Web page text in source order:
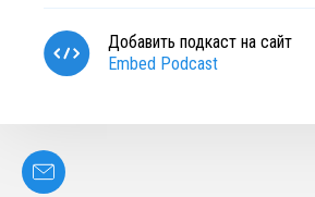
Добавить подкаст на сайт
Embed Podcast